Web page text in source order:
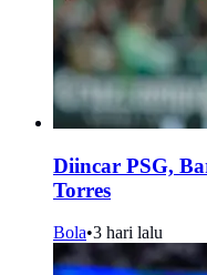
Diincar PSG,
Torres
Bola•3 hari lalu